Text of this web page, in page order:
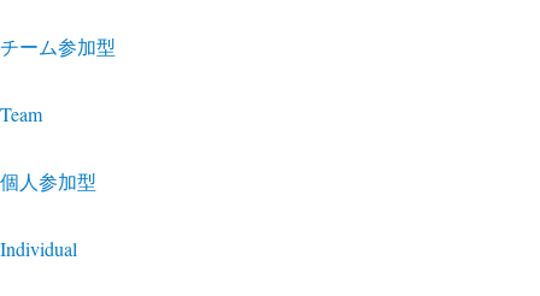
チーム参加型
Team
個人参加型
Individual